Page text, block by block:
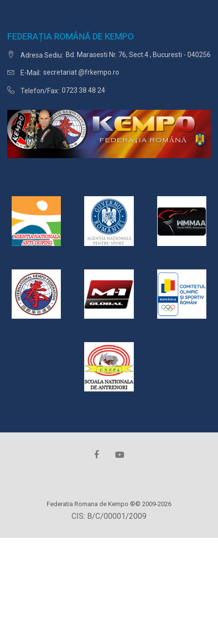
FEDERAȚIA ROMÂNĂ DE KEMPO
Adresa Sediu: Bd. Marasesti Nr. 76, Sect.4 , Bucuresti - 040256
E-Mail: secretariat @frkempo.ro
Telefon/Fax: 0723 38 48 24
Federatia Romana de Kempo ®© 2009-2026
CIS: B/C/00001/2009